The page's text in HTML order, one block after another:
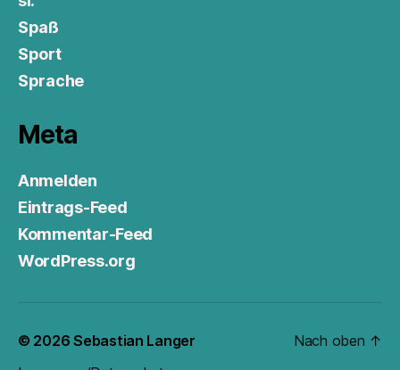
Spaß
Sport
Sprache
Meta
Anmelden
Eintrags-Feed
Kommentar-Feed
WordPress.org
© 2026Sebastian Langer
Nach oben ↑